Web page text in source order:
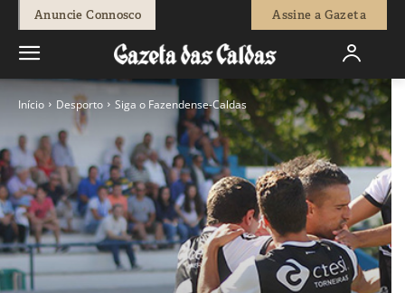
Anuncie Connosco Assine a Gazeta
Início Desporto Siga o Fazendense-Caldas